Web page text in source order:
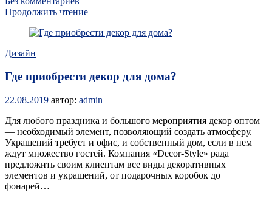
Продолжить чтение
Дизайн
Где приобрести декор для дома?
22.08.2019 автор: admin
Для любого праздника и большого мероприятия декор оптом
— необходимый элемент, позволяющий создать атмосферу.
Украшений требует и офис, и собственный дом, если в нем
ждут множество гостей. Компания «Decor-Style» рада
предложить своим клиентам все виды декоративных
элементов и украшений, от подарочных коробок до
фонарей…